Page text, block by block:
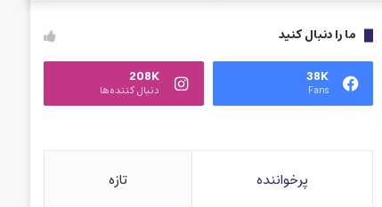
برای ما را دنبال کنید
38K
Fans
208K
دنبال کننده‌ها
پرخواننده تازه